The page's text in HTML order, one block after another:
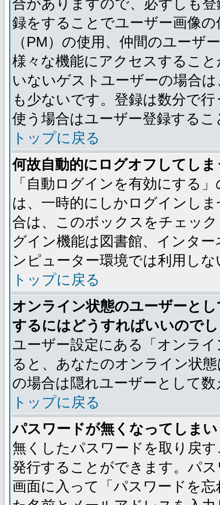
合がありますので、必ずしも
録をすることでユーザー画像
（PM）の使用、仲間のユーザ
様々な機能にアクセスするこ
いないゲストユーザーの場合
も少ないです。登録は数分で
使う場合はユーザー登録する
トップに戻る
何故自動的にログオフしてし
「自動ログインを有効にする
は、一時的にしかログインし
合は、このボックスをチェッ
グイン機能は図書館、インタ
ンピューター環境では利用し
トップに戻る
オンライン状態のユーザーと
するにはどうすればいいので
ユーザー設定にある「オンラ
ると、あなたのオンライン状
の場合は隠れユーザーとして
トップに戻る
パスワードが無くなってしま
無くしたパスワードを取り戻
発行することができます。パ
画面に入って「パスワードを